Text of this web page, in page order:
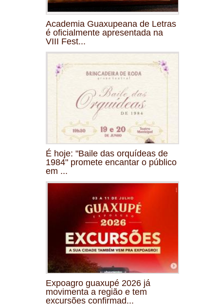
Academia Guaxupeana de Letras
é oficialmente apresentada na
VIII Fest...
É hoje: "Baile das orquídeas de
1984" promete encantar o público
em ...
Expoagro guaxupé 2026 já
movimenta a região e tem
excursões confirmad...